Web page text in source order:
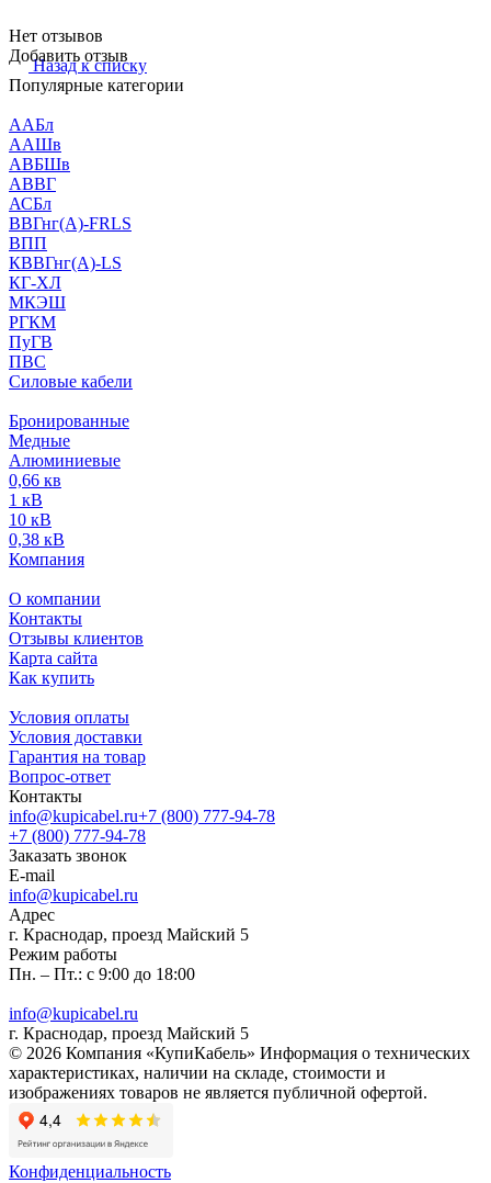
Нет отзывов
Добавить отзыв
Назад к списку
Популярные категории
ААБл
ААШв
АВБШв
АВВГ
АСБл
ВВГнг(А)-FRLS
ВПП
КВВГнг(А)-LS
КГ-ХЛ
МКЭШ
РГКМ
ПуГВ
ПВС
Силовые кабели
Бронированные
Медные
Алюминиевые
0,66 кв
1 кВ
10 кВ
0,38 кВ
Компания
О компании
Контакты
Отзывы клиентов
Карта сайта
Как купить
Условия оплаты
Условия доставки
Гарантия на товар
Вопрос-ответ
Контакты
info@kupicabel.ru+7 (800) 777-94-78
+7 (800) 777-94-78
Заказать звонок
E-mail
info@kupicabel.ru
Адрес
г. Краснодар, проезд Майский 5
Режим работы
Пн. – Пт.: с 9:00 до 18:00
info@kupicabel.ru
г. Краснодар, проезд Майский 5
© 2026 Компания «КупиКабель» Информация о технических
характеристиках, наличии на складе, стоимости и
изображениях товаров не является публичной офертой.
Конфиденциальность